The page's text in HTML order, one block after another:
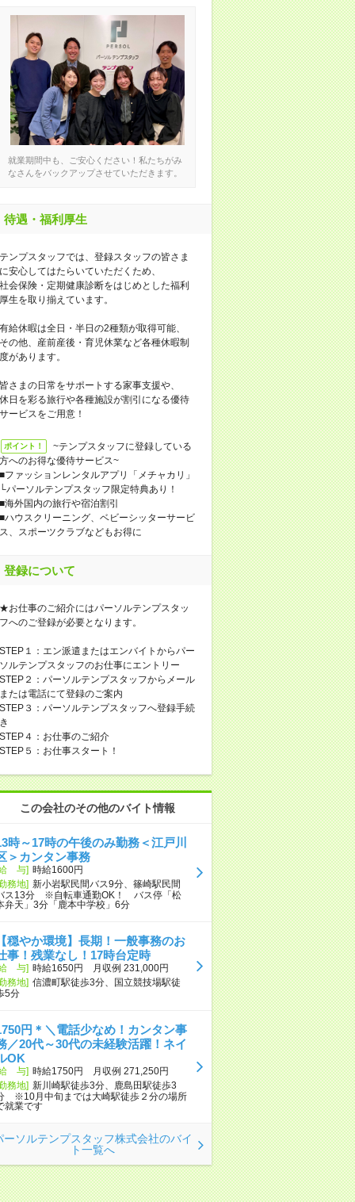
就業期間中も、ご安心ください！私たちがみ
なさんをバックアップさせていただきます。
待遇・福利厚生
ンプスタッフでは、登録スタッフの皆さま
安心してはたらいていただくため、
会保険・定期健康診断をはじめとした福利
生を取り揃えています。
給休暇は全日・半日の2種類が取得可能、
の他、産前産後・育児休業など各種休暇制
があります。
さまの日常をサポートする家事支援や、
日を彩る旅行や各種施設が割引になる優待
ービスをご用意！
ポイント！
~テンプスタッフに登録している
へのお得な優待サービス~
ファッションレンタルアプリ「メチャカリ」
パーソルテンプスタッフ限定特典あり！
海外国内の旅行や宿泊割引
ハウスクリーニング、ベビーシッターサービ
、スポーツクラブなどもお得に
登録について
お仕事のご紹介にはパーソルテンプスタッ
へのご登録が必要となります。
１：エン派遣またはエンバイトからパー
ルテンプスタッフのお仕事にエントリー
２：パーソルテンプスタッフからメール
たは電話にて登録のご案内
３：パーソルテンプスタッフへ登録手続
４：お仕事のご紹介
５：お仕事スタート！
この会社のその他のバイト情報
時～17時の午後のみ勤務＜江戸川
＞カンタン事務
与] 時給1600円
務地] 新小岩駅民間バス9分、篠崎駅民間
ス13分 ※自転車通勤OK！ バス停「松
弁天」3分「鹿本中学校」6分
穏やか環境】長期！一般事務のお
事！残業なし！17時台定時
与] 時給1650円 月収例 231,000円
務地] 信濃町駅徒歩3分、国立競技場駅徒
5分
円＊＼電話少なめ！カンタン事
／20代～30代の未経験活躍！ネイ
OK
与] 時給1750円 月収例 271,250円
務地] 新川崎駅徒歩3分、鹿島田駅徒歩3
※10月中旬までは大崎駅徒歩２分の場所
就業です
ーソルテンプスタッフ株式会社のバイ
ト一覧へ